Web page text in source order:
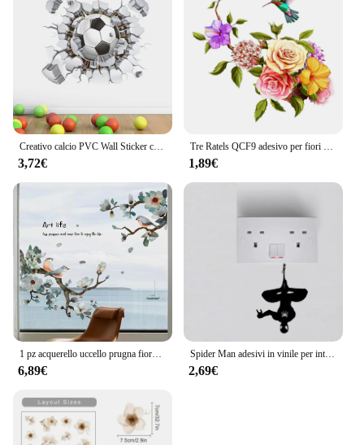
Creativo calcio PVC Wall Sticker calcio nome personalizzato decalcomanie da parete per bambini ragazzi camera murale camera da letto Decor Poster Art
3,72€
Tre Ratels QCF9 adesivo per fiori e uccelli vinile adesivo in PVC per camera da letto camera da letto porta finestra frigorifero cucina
1,89€
1 pz acquerello uccello prugna fiore di pesca adesivi murali per finestre da parete decorazione camera da letto bambini camera dei bambini Decor per la casa
6,89€
Spider Man adesivi in vinile per interruttore decalcomanie per Laptop decalcomania in vinile per finestrino dell'auto decorazione per porta della camera dei bambini #92
2,69€